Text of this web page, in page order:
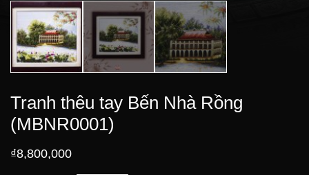
Tranh thêu tay Bến Nhà Rồng
(MBNR0001)
₫8,800,000